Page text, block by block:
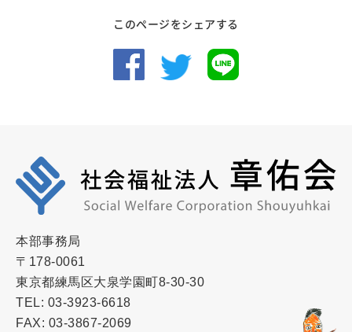
このページをシェアする
本部事務局
〒178-0061
東京都練馬区大泉学園町8-30-30
TEL: 03-3923-6618
FAX: 03-3867-2069